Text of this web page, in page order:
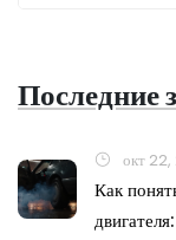
Последние
окт
Как